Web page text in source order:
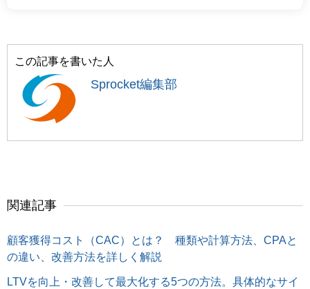
この記事を書いた人
Sprocket編集部
関連記事
顧客獲得コスト（CAC）とは？ 種類や計算方法、CPAと
の違い、改善方法を詳しく解説
LTVを向上・改善して最大化する5つの方法。具体的なサイ